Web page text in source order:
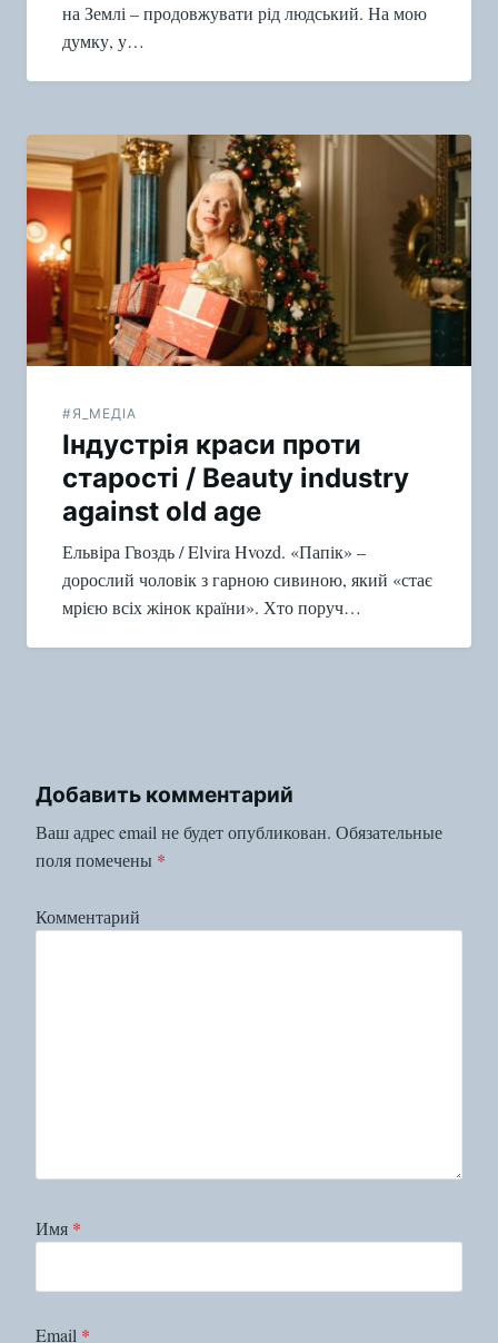
на Землі – продовжувати рід людський. На мою
думку, у…
#Я_МЕДІА
Індустрія краси проти
старості / Beauty industry
against old age
Ельвіра Гвоздь / Elvira Hvozd. «Папік» –
дорослий чоловік з гарною сивиною, який «стає
мрією всіх жінок країни». Хто поруч…
Добавить комментарий
Ваш адрес email не будет опубликован. Обязательные
поля помечены *
Комментарий
Имя *
Email *